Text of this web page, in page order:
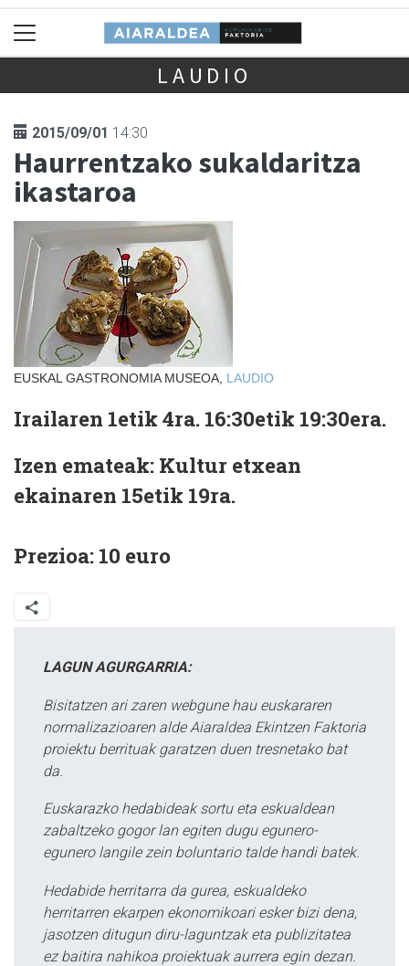
LAUDIO
2015/09/01 14:30
Haurrentzako sukaldaritza
ikastaroa
EUSKAL GASTRONOMIA MUSEOA, LAUDIO
Irailaren 1etik 4ra. 16:30etik 19:30era.
Izen emateak: Kultur etxean
ekainaren 15etik 19ra.
Prezioa: 10 euro
LAGUN AGURGARRIA:
Bisitatzen ari zaren webgune hau euskararen
normalizazioaren alde Aiaraldea Ekintzen Faktoria
proiektu berrituak garatzen duen tresnetako bat
da.
Euskarazko hedabideak sortu eta eskualdean
zabaltzeko gogor lan egiten dugu egunero-
egunero langile zein boluntario talde handi batek.
Hedabide herritarra da gurea, eskualdeko
herritarren ekarpen ekonomikoari esker bizi dena,
jasotzen ditugun diru-laguntzak eta publizitatea
ez baitira nahikoa proiektuak aurrera egin dezan.